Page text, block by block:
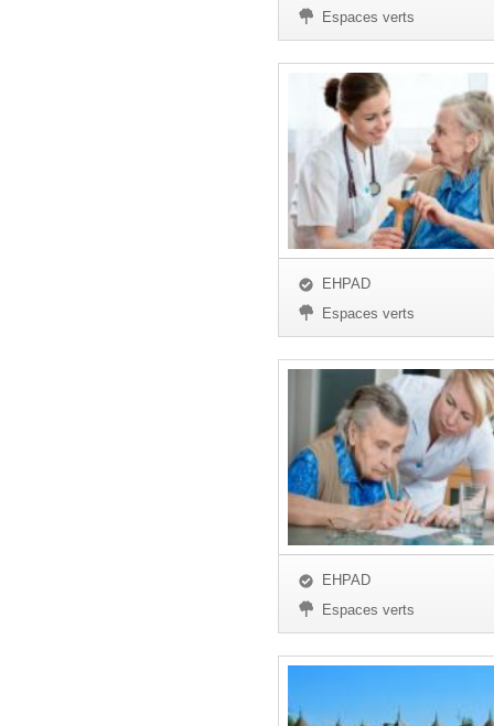
Espaces verts
EHPAD
Espaces verts
EHPAD
Espaces verts